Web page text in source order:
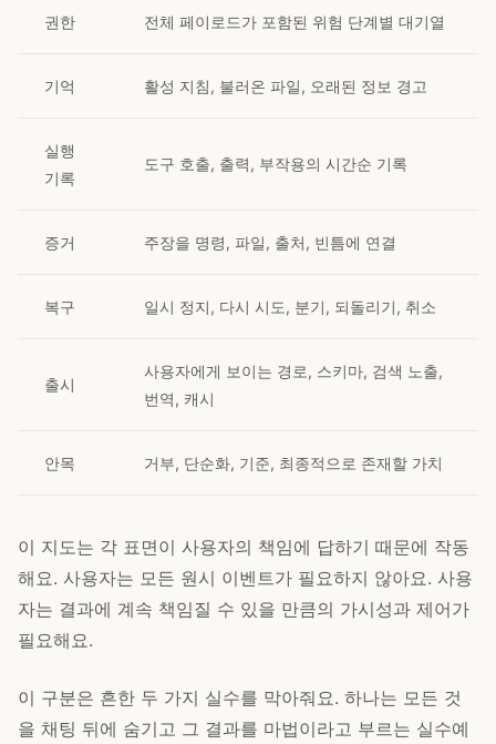
권한 전체 페이로드가 포함된 위험 단계별 대기열
기억 활성 지침, 불러온 파일, 오래된 정보 경고
실행
기록
도구 호출, 출력, 부작용의 시간순 기록
증거 주장을 명령, 파일, 출처, 빈틈에 연결
복구 일시 정지, 다시 시도, 분기, 되돌리기, 취소
출시
사용자에게 보이는 경로, 스키마, 검색 노출,
번역, 캐시
안목 거부, 단순화, 기준, 최종적으로 존재할 가치
이 지도는 각 표면이 사용자의 책임에 답하기 때문에 작동
해요. 사용자는 모든 원시 이벤트가 필요하지 않아요. 사용
자는 결과에 계속 책임질 수 있을 만큼의 가시성과 제어가
필요해요.
이 구분은 흔한 두 가지 실수를 막아줘요. 하나는 모든 것
을 채팅 뒤에 숨기고 그 결과를 마법이라고 부르는 실수예